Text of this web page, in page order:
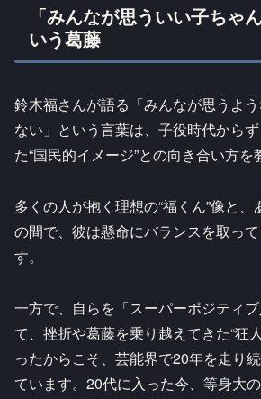
「みんなが思ういい子ちゃ
いう葛藤
鈴木福さんが語る「みんなが思うよ
ない」という言葉は、子役時代から
た“国民的イメージ”との向き合い方を
多くの人が抱く理想の“福くん”像と
の間で、彼は懸命にバランスを取っ
す。
一方で、自らを「スーパーポジティ
て、挫折や葛藤を乗り越えてきた“狂
ったからこそ、芸能界で20年を走り
ています。20代に入った今、等身大の